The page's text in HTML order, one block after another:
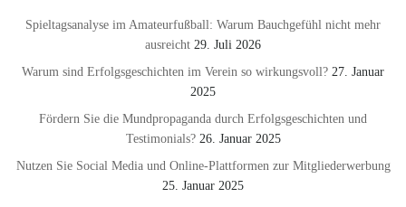
Spieltagsanalyse im Amateurfußball: Warum Bauchgefühl nicht mehr
ausreicht 29. Juli 2026
Warum sind Erfolgsgeschichten im Verein so wirkungsvoll? 27. Januar
2025
Fördern Sie die Mundpropaganda durch Erfolgsgeschichten und
Testimonials? 26. Januar 2025
Nutzen Sie Social Media und Online-Plattformen zur Mitgliederwerbung
25. Januar 2025